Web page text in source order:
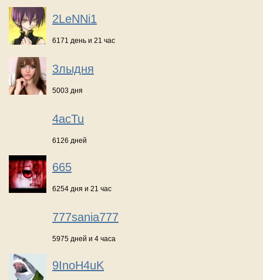
2LeNNi1
6171 день и 21 час
3лыдня
5003 дня
4acTu
6126 дней
665
6254 дня и 21 час
777sania777
5975 дней и 4 часа
9InoH4uK